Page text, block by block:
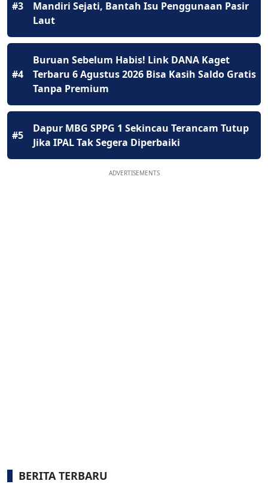
#3
Mandiri Sejati, Bantah Isu Penggunaan Pasir
Laut
#4
Buruan Sebelum Habis! Link DANA Kaget
Terbaru 6 Agustus 2026 Bisa Kasih Saldo Gratis
Tanpa Premium
#5
Dapur MBG SPPG 1 Sekincau Terancam Tutup
Jika IPAL Tak Segera Diperbaiki
ADVERTISEMENTS
BERITA TERBARU